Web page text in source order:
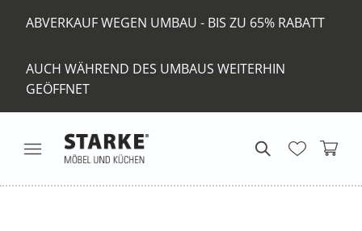
ABVERKAUF WEGEN UMBAU - BIS ZU 65% RABATT
AUCH WÄHREND DES UMBAUS WEITERHIN
GEÖFFNET